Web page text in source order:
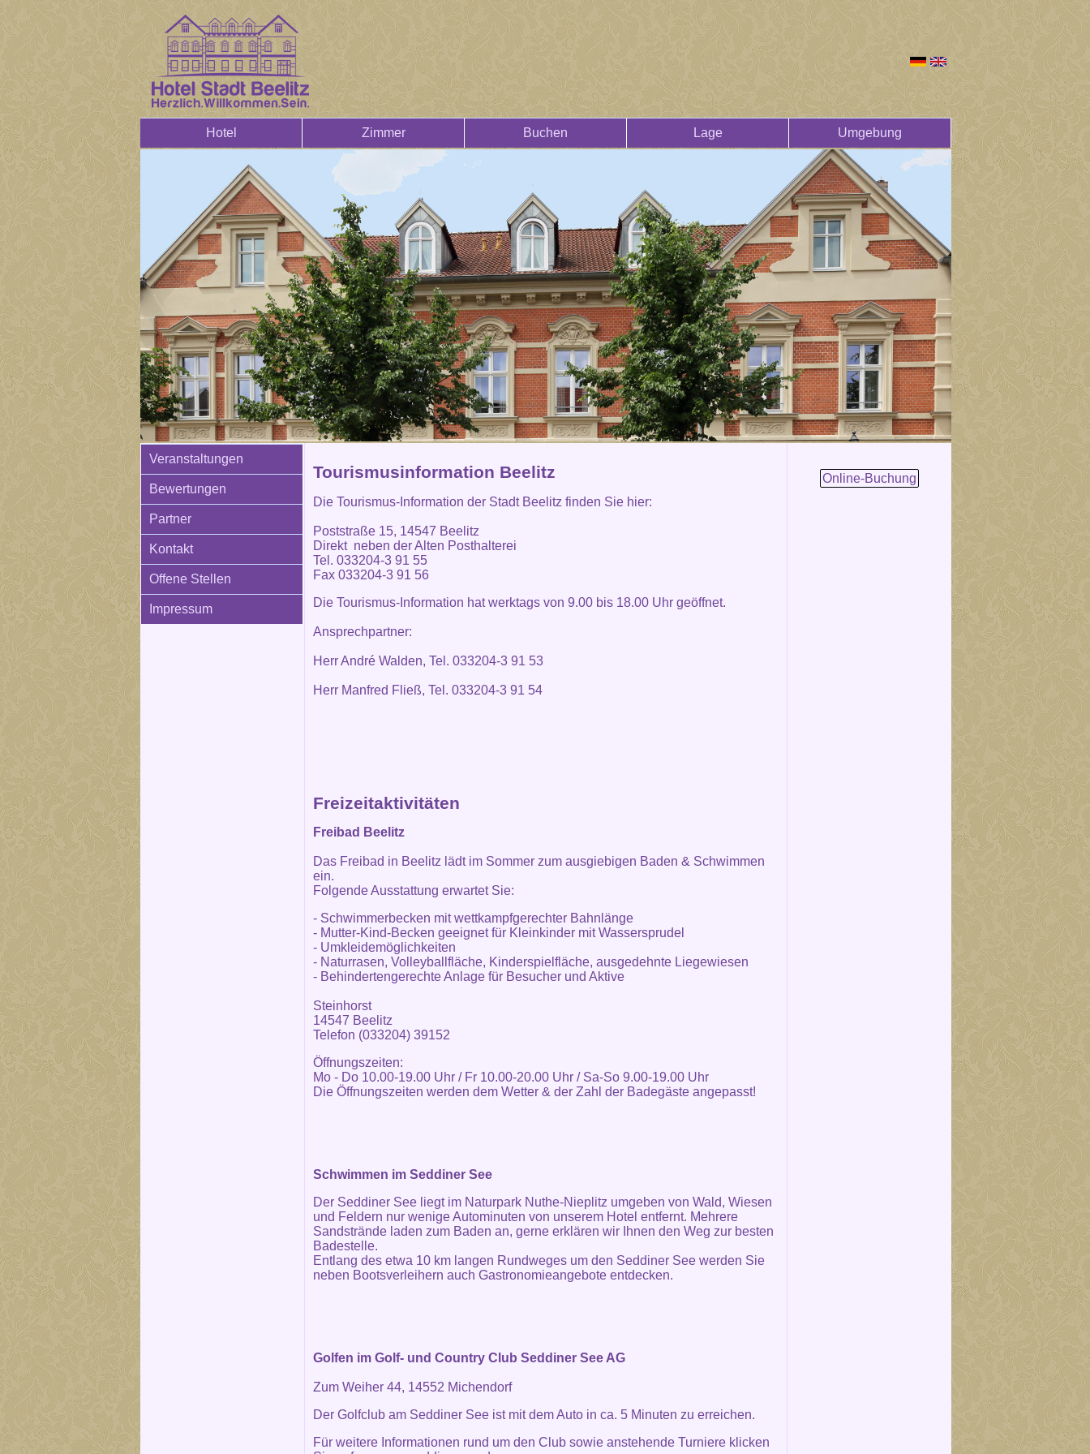
Hotel Zimmer Buchen Lage Umgebung
Veranstaltungen
Bewertungen
Partner
Kontakt
Offene Stellen
Impressum
Tourismusinformation Beelitz
Die Tourismus-Information der Stadt Beelitz finden Sie hier:
Poststraße 15, 14547 Beelitz
Direkt neben der Alten Posthalterei
Tel. 033204-3 91 55
Fax 033204-3 91 56
Die Tourismus-Information hat werktags von 9.00 bis 18.00 Uhr geöffnet.
Ansprechpartner:
Herr André Walden, Tel. 033204-3 91 53
Herr Manfred Fließ, Tel. 033204-3 91 54
Freizeitaktivitäten
Freibad Beelitz
Das Freibad in Beelitz lädt im Sommer zum ausgiebigen Baden & Schwimmen
ein.
Folgende Ausstattung erwartet Sie:
- Schwimmerbecken mit wettkampfgerechter Bahnlänge
- Mutter-Kind-Becken geeignet für Kleinkinder mit Wassersprudel
- Umkleidemöglichkeiten
- Naturrasen, Volleyballfläche, Kinderspielfläche, ausgedehnte Liegewiesen
- Behindertengerechte Anlage für Besucher und Aktive
Steinhorst
14547 Beelitz
Telefon (033204) 39152
Öffnungszeiten:
Mo - Do 10.00-19.00 Uhr / Fr 10.00-20.00 Uhr / Sa-So 9.00-19.00 Uhr
Die Öffnungszeiten werden dem Wetter & der Zahl der Badegäste angepasst!
Schwimmen im Seddiner See
Der Seddiner See liegt im Naturpark Nuthe-Nieplitz umgeben von Wald, Wiesen
und Feldern nur wenige Autominuten von unserem Hotel entfernt. Mehrere
Sandstrände laden zum Baden an, gerne erklären wir Ihnen den Weg zur besten
Badestelle.
Entlang des etwa 10 km langen Rundweges um den Seddiner See werden Sie
neben Bootsverleihern auch Gastronomieangebote entdecken.
Golfen im Golf- und Country Club Seddiner See AG
Zum Weiher 44, 14552 Michendorf
Der Golfclub am Seddiner See ist mit dem Auto in ca. 5 Minuten zu erreichen.
Für weitere Informationen rund um den Club sowie anstehende Turniere klicken
Online-Buchung